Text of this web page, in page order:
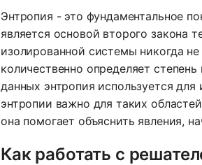
Энтропия - это фундаментальное
является основой второго закона
изолированной системы никогда
количественно определяет
данных энтропия используется
энтропии важно для таких
она помогает объяснить явления,
Как работать с